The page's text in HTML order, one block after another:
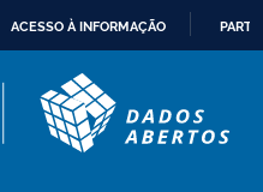
CONTEÚDO
ACESSO À INFORMAÇÃO